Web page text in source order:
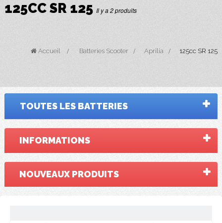
125CC SR 125 Il y a 2 produits
Accueil > Batteries Scooter > Aprilia > 125cc SR 125
TOUTES LES BATTERIES
INFORMATIONS
NOUVEAUX PRODUITS